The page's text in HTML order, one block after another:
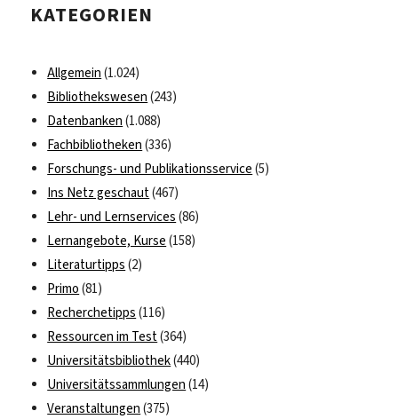
KATEGORIEN
Allgemein (1.024)
Bibliothekswesen (243)
Datenbanken (1.088)
Fachbibliotheken (336)
Forschungs- und Publikationsservice (5)
Ins Netz geschaut(467)
Lehr- und Lernservices (86)
Lernangebote, Kurse (158)
Literaturtipps (2)
Primo (81)
Recherchetipps (116)
Ressourcen im Test(364)
Universitätsbibliothek(440)
Universitätssammlungen (14)
Veranstaltungen (375)